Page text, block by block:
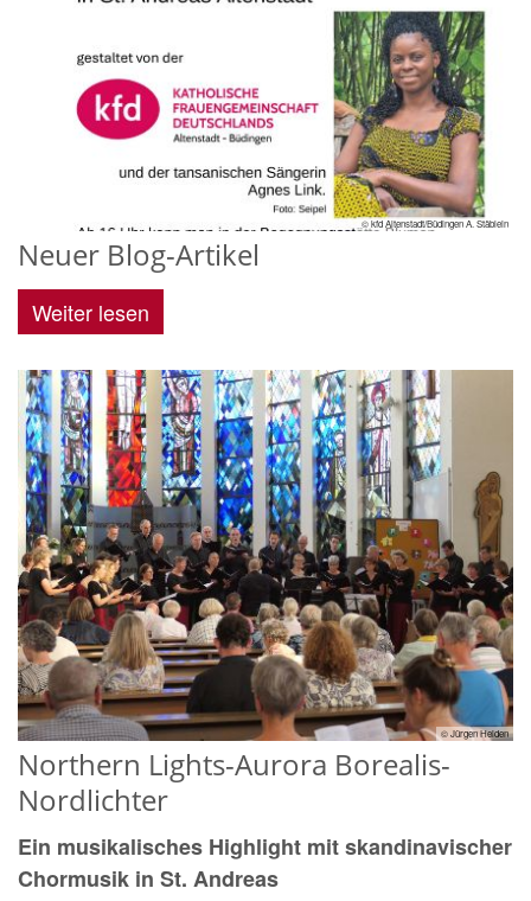
© kfd Altenstadt/Büdingen A. Stäblein
Neuer Blog-Artikel
Weiter lesen
© Jürgen Heiden
Northern Lights-Aurora Borealis-
Nordlichter
Ein musikalisches Highlight mit skandinavischer
Chormusik in St. Andreas